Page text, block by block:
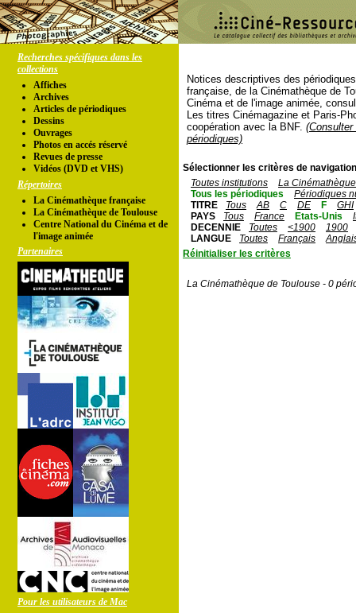
Recherches spécifiques dans les
collections
Affiches
Archives
Articles de périodiques
Dessins
Ouvrages
Photos en accés réservé
Revues de presse
Vidéos (DVD et VHS)
Répertoires
La Cinémathèque française
La Cinémathèque de Toulouse
Centre National du Cinéma et de
l'image animée
Partenaires
Pour les utilisateurs de Mac
Notices descriptives des
française, de la Cinémathèque de
Cinéma et de l'image animée,
Les titres Cinémagazine et Paris-
coopération avec la BNF.
périodiques)
Sélectionner les critères de
Toutes institutions
La
Tous les périodiques
Périodiques
TITRE
Tous AB C DE F
GHI
PAYS
Tous France Etats-Unis
DECENNIE
Toutes <1900
1900
LANGUE
Toutes Français
Réinitialiser les critères
La Cinémathèque de Toulouse - 0